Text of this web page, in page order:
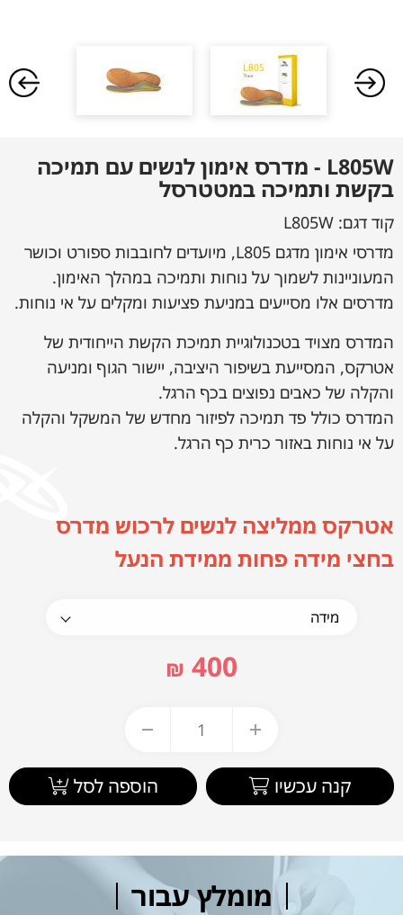
L805W - מדרס אימון לנשים עם תמיכה
בקשת ותמיכה במטטרסל
קוד דגם: L805W
מדרסי אימון מדגם L805, מיועדים לחובבות ספורט וכושר
המעוניינות לשמוך על נוחות ותמיכה במהלך האימון.
מדרסים אלו מסייעים במניעת פציעות ומקלים על אי נוחות.
המדרס מצויד בטכנולוגיית תמיכת הקשת הייחודית של
אטרקס, המסייעת בשיפור היציבה, יישור הגוף ומניעה
והקלה של כאבים נפוצים בכף הרגל.
המדרס כולל פד תמיכה לפיזור מחדש של המשקל והקלה
על אי נוחות באזור כרית כף הרגל.
אטרקס ממליצה לנשים לרכוש מדרס
בחצי מידה פחות ממידת הנעל
400
₪
קנה עכשיו הוספה לסל
מומלץ עבור